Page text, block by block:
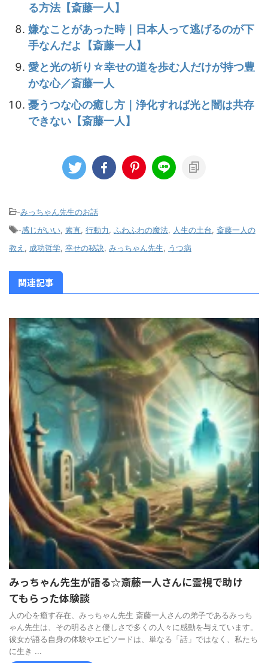
る方法【斎藤一人】
嫌なことがあった時｜日本人って逃げるのが下
手なんだよ【斎藤一人】
愛と光の祈り☆幸せの道を歩む人だけが持つ豊
かな心／斎藤一人
憂うつな心の癒し方｜浄化すれば光と闇は共存
できない【斎藤一人】
-みっちゃん先生のお話
-感じがいい 素直 行動力 ふわふわの魔法 人生の土台
斎藤一人の
教え
成功哲学 幸せの秘訣 みっちゃん先生 うつ病
関連記事
みっちゃん先生が語る☆斎藤一人さんに霊視で助け
てもらった体験談
人の心を癒す存在、みっちゃん先生 斎藤一人さんの弟子であるみっち
ゃん先生は、その明るさと優しさで多くの人々に感動を与えています。
彼女が語る自身の体験やエピソードは、単なる「話」ではなく、私たち
に生き ...